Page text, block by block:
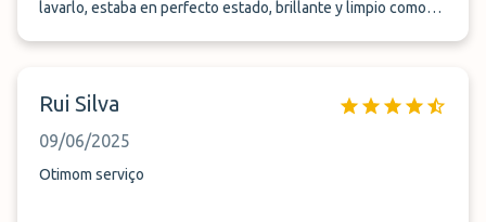
lavarlo, estaba en perfecto estado, brillante y limpio como
Rui Silva
09/06/2025
Otimom serviço